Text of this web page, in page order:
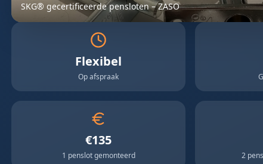
SKG® gecertificeerde pensloten – ZASO
Flexibel
Op afspraak
€135
1 penslot gemonteerd 2